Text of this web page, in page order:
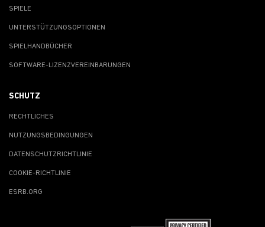
SPIELE
UNTERSTÜTZUNGSOPTIONEN
SPIELHANDBÜCHER
SOFTWARE-LIZENZVEREINBARUNGEN
SCHUTZ
RECHTLICHES
NUTZUNGSBEDINGUNGEN
DATENSCHUTZRICHTLINIE
COOKIE-RICHTLINIE
ESRB.ORG